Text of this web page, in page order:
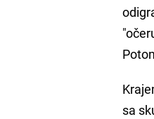
sa